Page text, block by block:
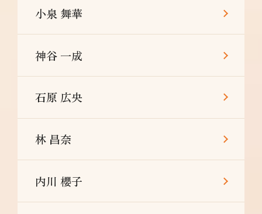
小泉 舞華
神谷 一成
石原 広央
林 昌奈
内川 櫻子